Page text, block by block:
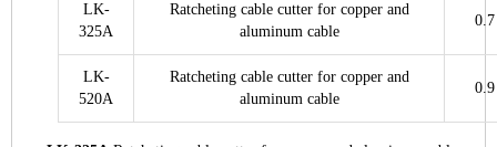
LK-
325A
Ratcheting cable cutter for copper and
aluminum cable
0.7
LK-
520A
Ratcheting cable cutter for copper and
aluminum cable
0.9